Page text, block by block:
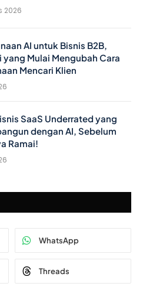
2026
AI untuk Bisnis B2B,
Mulai Mengubah Cara
Mencari Klien
SaaS Underrated yang
dengan AI, Sebelum
Ramai!
WhatsApp
Threads